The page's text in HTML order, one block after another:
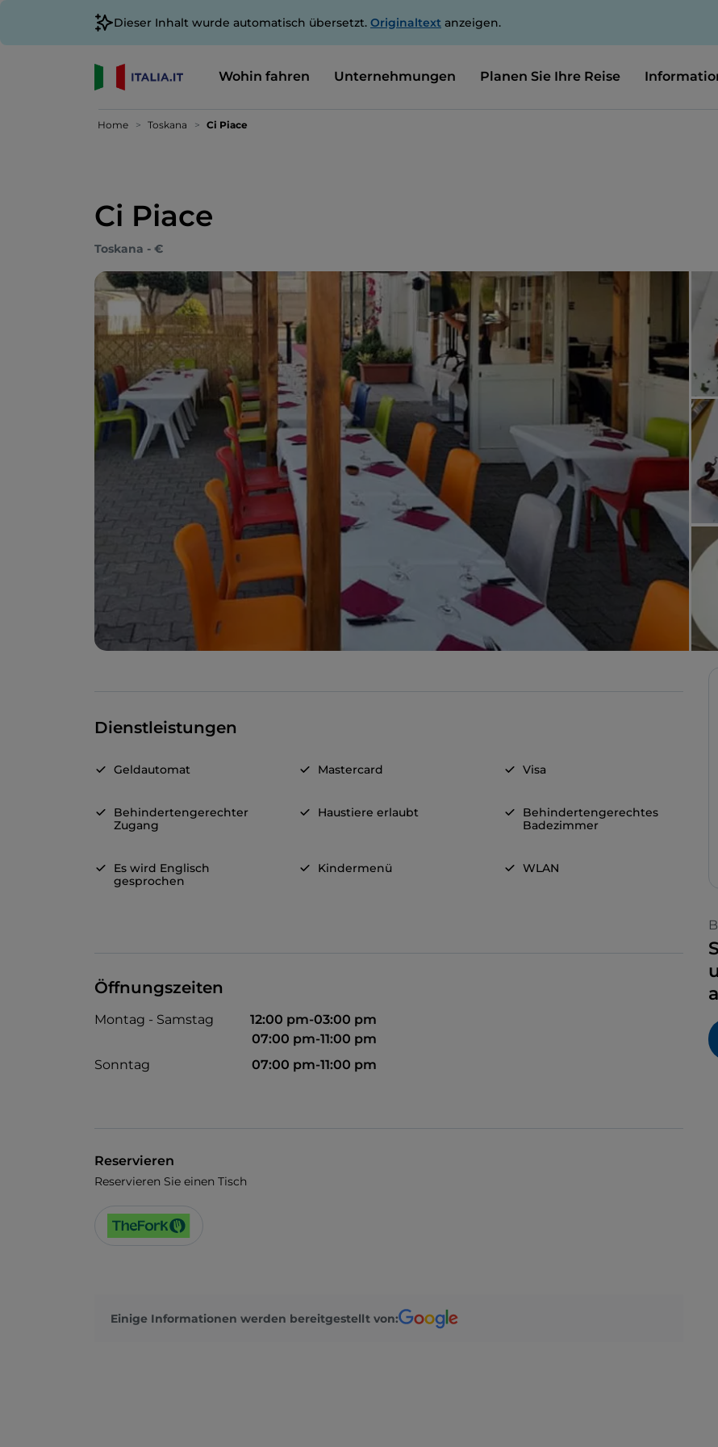
Dieser Inhalt wurde automatisch übersetzt. Originaltext anzeigen.
Wohin fahren Unternehmungen Planen Sie Ihre Reise
Home Toskana Ci Piace
Ci Piace
Toskana - €
Dienstleistungen
Geldautomat Mastercard Visa
Behindertengerechter
Zugang
Haustiere erlaubt
Behindertengerechtes
Badezimmer
Es wird Englisch
gesprochen
Kindermenü WLAN
Öffnungszeiten
Montag - Samstag
12:00 pm-03:00 pm
07:00 pm-11:00 pm
Sonntag
07:00 pm-11:00 pm
Reservieren
Reservieren Sie einen Tisch
Einige Informationen werden bereitgestellt von: